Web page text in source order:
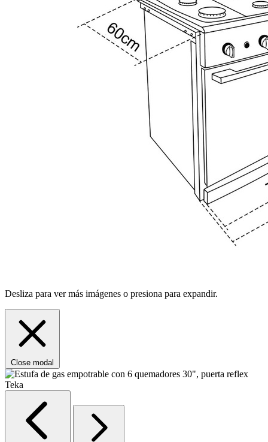
Desliza para ver más imágenes o presiona para expandir.
Close modal